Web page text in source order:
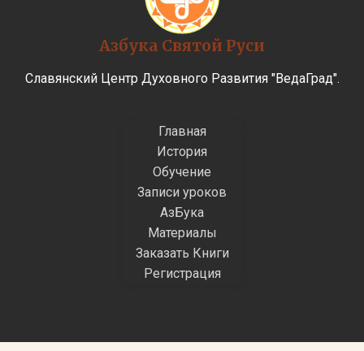
Азбука Святой Руси
Славянский Центр Духовного Развития "ВедаГрад".
Главная
История
Обучение
Записи уроков
АзБука
Материалы
Заказать Книги
Регистрация